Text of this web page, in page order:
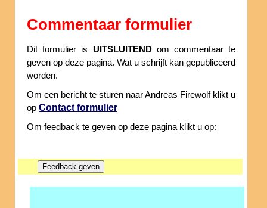
Commentaar formulier
Dit formulier is UITSLUITENDom commentaar te
geven op deze pagina. Wat u schrijft kan gepubliceerd
worden.
Om een bericht te sturen naar Andreas Firewolf klikt u
op Contact formulier
Om feedback te geven op deze pagina klikt u op: